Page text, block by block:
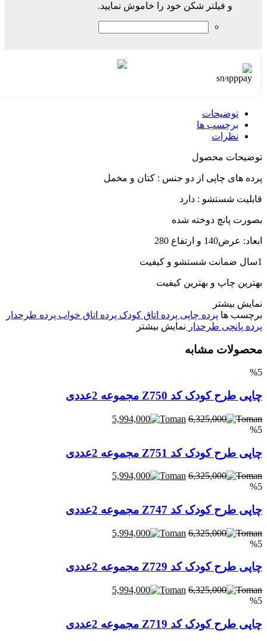
و فیلتر شکن خود را خاموش نمایید.
۴ قسط ماهانه. بدون سود، چک و ضامن.
توضیحات
برچسب ها
نظرات
توضیحات محصول
پرده های چاپی از دو جنس : کتان و مخمل
قابلیت شستشو : دارد
بصورت پانچ دوخته شده
ابعاد: عرض140 و ارتفاع 280
1سال ضمانت شستشو و کیفیت
بهترین چاپ و بهترین کیفیت
نمایش بیشتر
برچسب ها پرده چاپی پرده اتاق کودک پرده اتاق خواب پرده طرحدار
پرده پانچی طرحدار نمایش بیشتر
محصولات مشابه
%5
چاپی طرح کودک کد Z750 مجموعه 2عددی
6,325,000
5,994,000
%5
چاپی طرح کودک کد Z751 مجموعه 2عددی
6,325,000
5,994,000
%5
چاپی طرح کودک کد Z747 مجموعه 2عددی
6,325,000
5,994,000
%5
چاپی طرح کودک کد Z729 مجموعه 2عددی
6,325,000
5,994,000
%5
چاپی طرح کودک کد Z719 مجموعه 2عددی